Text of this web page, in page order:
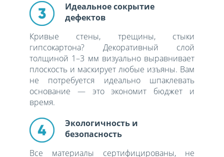
Идеальное сокрытие
дефектов
Кривые стены, трещины, стыки
гипсокартона? Декоративный слой
толщиной 1–3 мм визуально выравнивает
плоскость и маскирует любые изъяны. Вам
не потребуется идеально шпаклевать
основание — это экономит бюджет и
время.
Экологичность и
безопасность
Все материалы сертифицированы, не